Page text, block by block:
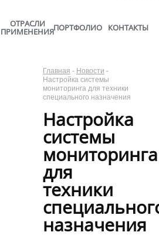
ОТРАСЛИ
ПРИМЕНЕНИЯПОРТФОЛИО КОНТАКТЫ
Главная - Новости -
Настройка системы
мониторинга для техники
специального назначения
Настройка
системы
мониторинга
для
техники
назначения